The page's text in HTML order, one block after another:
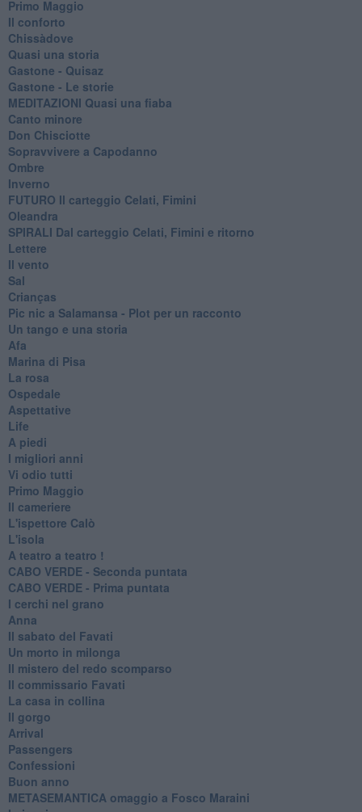
Primo Maggio
Il conforto
Chissàdove
Quasi una storia
Gastone - Quisaz
Gastone - Le storie
MEDITAZIONI Quasi una fiaba
Canto minore
Don Chisciotte
Sopravvivere a Capodanno
Ombre
Inverno
FUTURO Il carteggio Celati, Fimini
Oleandra
SPIRALI Dal carteggio Celati, Fimini e ritorno
Lettere
Il vento
Sal
Crianças
Pic nic a Salamansa - Plot per un racconto
Un tango e una storia
Afa
Marina di Pisa
La rosa
Ospedale
Aspettative
Life
A piedi
I migliori anni
Vi odio tutti
Primo Maggio
Il cameriere
L'ispettore Calò
L'isola
A teatro a teatro !
CABO VERDE - Seconda puntata
CABO VERDE - Prima puntata
I cerchi nel grano
Anna
Il sabato del Favati
Un morto in milonga
Il mistero del redo scomparso
Il commissario Favati
La casa in collina
Il gorgo
Arrival
Passengers
Confessioni
Buon anno
METASEMANTICA omaggio a Fosco Maraini